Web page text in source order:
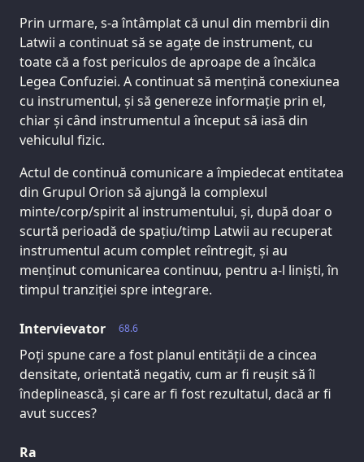
Prin urmare, s-a întâmplat că unul din membrii din
Latwii a continuat să se agațe de instrument, cu
toate că a fost periculos de aproape de a încălca
Legea Confuziei. A continuat să mențină conexiunea
cu instrumentul, și să genereze informație prin el,
chiar și când instrumentul a început să iasă din
vehiculul fizic.
Actul de continuă comunicare a împiedecat entitatea
din Grupul Orion să ajungă la complexul
minte/corp/spirit al instrumentului, și, după doar o
scurtă perioadă de spațiu/timp Latwii au recuperat
instrumentul acum complet reîntregit, și au
menținut comunicarea continuu, pentru a-l liniști, în
timpul tranziției spre integrare.
68.6
Intervievator
Poți spune care a fost planul entității de a cincea
densitate, orientată negativ, cum ar fi reușit să îl
îndeplinească, și care ar fi fost rezultatul, dacă ar fi
avut succes?
Ra